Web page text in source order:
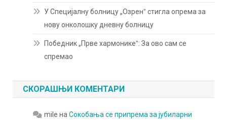
У Специјалну болницу „Озренˮ стигла опрема за
нову онколошку дневну болницу
Победник „Прве хармоникеˮ: За ово сам се
спремао
СКОРАШЊИ КОМЕНТАРИ
mile наСокобања се припрема за јубиларни